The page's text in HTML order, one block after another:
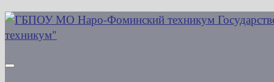
Перейти
к